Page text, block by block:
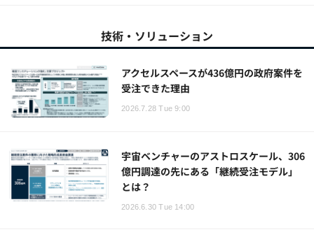
技術・ソリューション
アクセルスペースが436億円の政府案件を
受注できた理由
2026.7.28 Tue 9:00
宇宙ベンチャーのアストロスケール、306
億円調達の先にある「継続受注モデル」
とは？
2026.6.30 Tue 14:00